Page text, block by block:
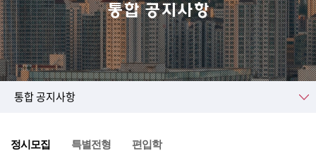
KU
통합 공지사항
통합 공지사항
정시모집 특별전형 편입학